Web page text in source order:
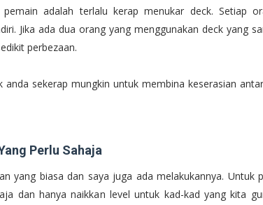
pemain adalah terlalu kerap menukar deck. Setiap
Jika ada dua orang yang menggunakan deck yang
perbezaan.
anda sekerap mungkin untuk membina keserasian
Perlu Sahaja
yang biasa dan saya juga ada melakukannya. Untuk
dan hanya naikkan level untuk kad-kad yang kita